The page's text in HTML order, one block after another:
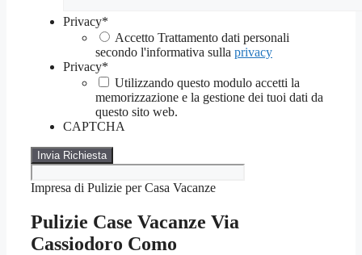
Privacy*
Accetto Trattamento dati personali
secondo l'informativa sulla privacy
Privacy*
Utilizzando questo modulo accetti la
memorizzazione e la gestione dei tuoi dati da
questo sito web.
CAPTCHA
Impresa di Pulizie per Casa Vacanze
Pulizie Case Vacanze Via
Cassiodoro Como